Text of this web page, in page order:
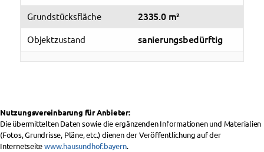
Grundstücksfläche 2335.0m²
Objektzustand sanierungsbedürftig
Nutzungsvereinbarung für Anbieter:
Die übermittelten Daten sowie die ergänzenden Informationen und Materialien
(Fotos, Grundrisse, Pläne, etc.) dienen der Veröffentlichung auf der
Internetseitewww.hausundhof.bayern.